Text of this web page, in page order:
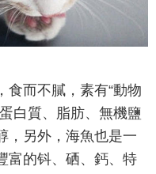
食而不膩，素有“動物
白質、脂肪、無機鹽
，另外，海魚也是一
富的钭、硒、鈣、特